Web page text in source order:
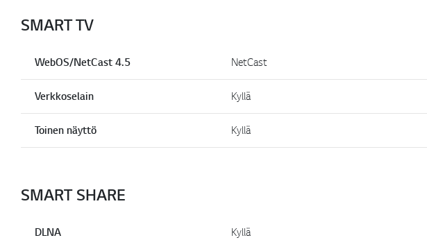
SMART TV
WebOS/NetCast 4.5 NetCast
Verkkoselain Kyllä
Toinen näyttö Kyllä
SMART SHARE
DLNA Kyllä